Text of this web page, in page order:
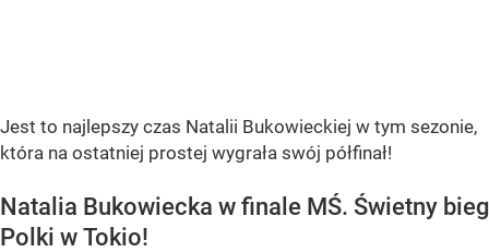
Jest to najlepszy czas Natalii Bukowieckiej w tym sezonie,
która na ostatniej prostej wygrała swój półfinał!
Natalia Bukowiecka w finale MŚ. Świetny bieg
Polki w Tokio!